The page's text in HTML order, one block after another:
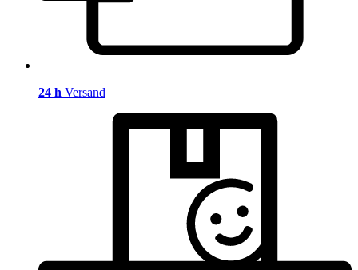
24 h Versand